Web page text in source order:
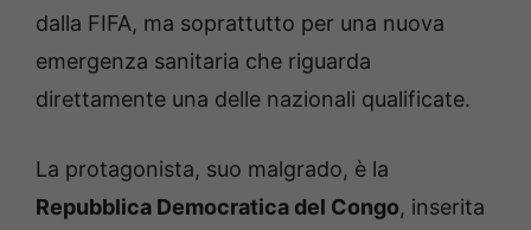
dalla FIFA, ma soprattutto per una nuova
emergenza sanitaria che riguarda
direttamente una delle nazionali qualificate.
La protagonista, suo malgrado, è la
Repubblica Democratica del Congo, inserita